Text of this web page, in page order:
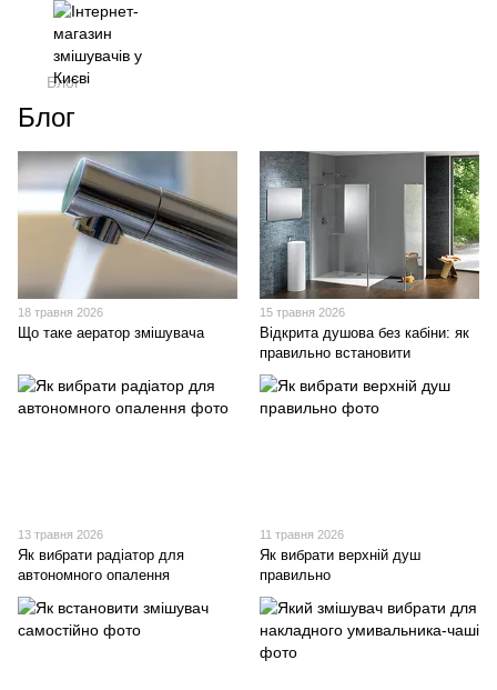
Блог
Блог
18 травня 2026
Що таке аератор змішувача
15 травня 2026
Відкрита душова без кабіни: як
правильно встановити
13 травня 2026
Як вибрати радіатор для
автономного опалення
11 травня 2026
Як вибрати верхній душ
правильно